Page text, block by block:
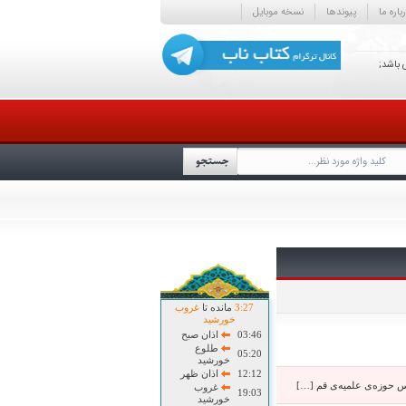
ما پیوندها نسخه موبایل
باشد;
3:27 مانده تاغروب
خورشید
03:46
اذان صبح
05:20
طلوع
خورشید
12:12
اذان ظهر
19:03
غروب
خورشید
حوزه‌ی علمیه‌ی قم […]